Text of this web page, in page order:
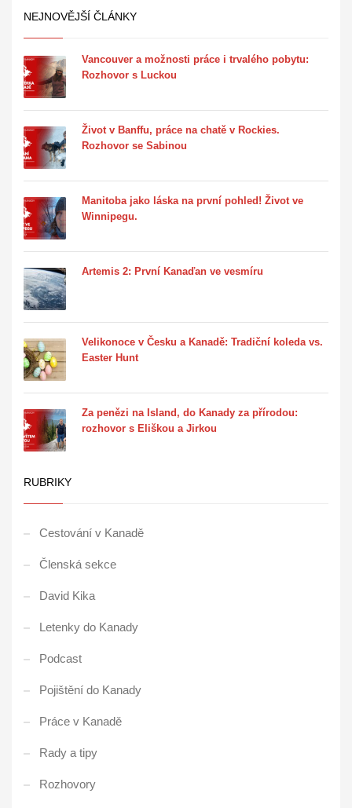
NEJNOVĚJŠÍ ČLÁNKY
Vancouver a možnosti práce i trvalého pobytu:
Rozhovor s Luckou
Život v Banffu, práce na chatě v Rockies.
Rozhovor se Sabinou
Manitoba jako láska na první pohled! Život ve
Winnipegu.
Artemis 2: První Kanaďan ve vesmíru
Velikonoce v Česku a Kanadě: Tradiční koleda vs.
Easter Hunt
Za penězi na Island, do Kanady za přírodou:
rozhovor s Eliškou a Jirkou
RUBRIKY
Cestování v Kanadě
Členská sekce
David Kika
Letenky do Kanady
Podcast
Pojištění do Kanady
Práce v Kanadě
Rady a tipy
Rozhovory